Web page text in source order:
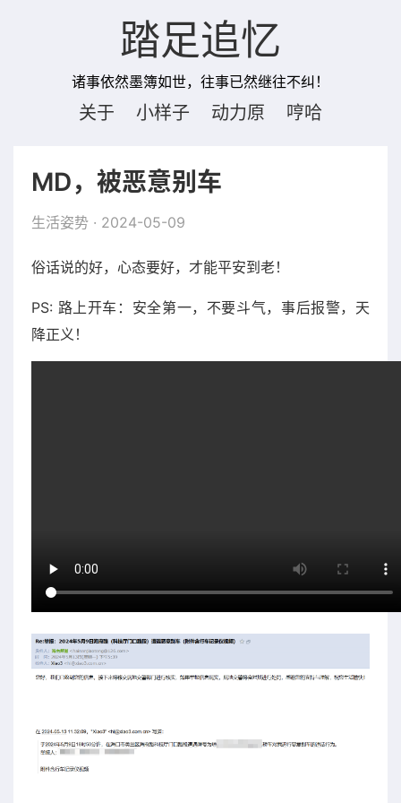
踏足追忆
诸事依然墨簿如世，往事已然继往不纠！
关于 小样子 动力原 哼哈
MD，被恶意别车
生活姿势 · 2024-05-09
俗话说的好，心态要好，才能平安到老！
PS: 路上开车：安全第一，不要斗气，事后报警，天
降正义！